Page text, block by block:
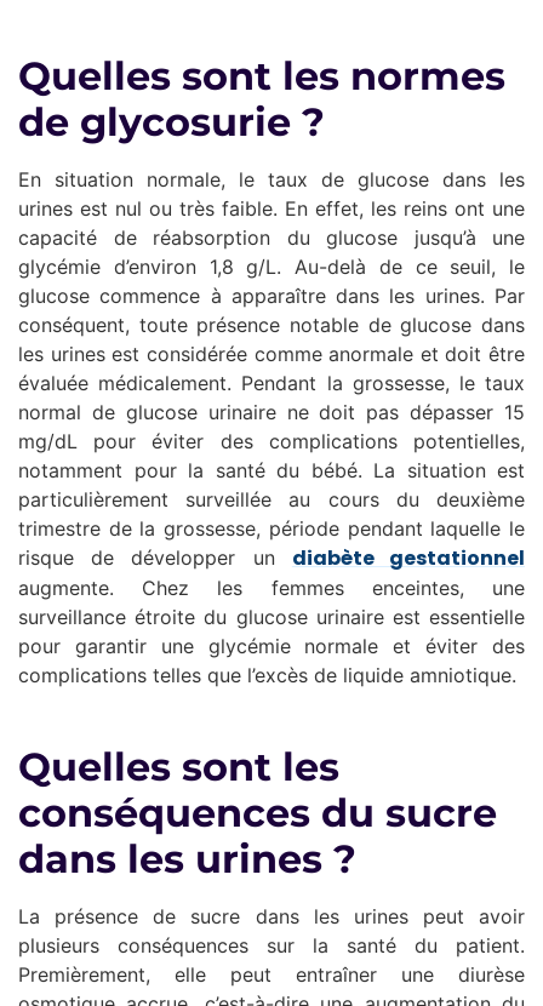
Quelles sont les normes
de glycosurie ?
En situation normale, le taux de glucose dans les
urines est nul ou très faible. En effet, les reins ont une
capacité de réabsorption du glucose jusqu’à une
glycémie d’environ 1,8 g/L. Au-delà de ce seuil, le
glucose commence à apparaître dans les urines. Par
conséquent, toute présence notable de glucose dans
les urines est considérée comme anormale et doit être
évaluée médicalement. Pendant la grossesse, le taux
normal de glucose urinaire ne doit pas dépasser 15
mg/dL pour éviter des complications potentielles,
notamment pour la santé du bébé. La situation est
particulièrement surveillée au cours du deuxième
trimestre de la grossesse, période pendant laquelle le
risque de développer un diabète gestationnel
augmente. Chez les femmes enceintes, une
surveillance étroite du glucose urinaire est essentielle
pour garantir une glycémie normale et éviter des
complications telles que l’excès de liquide amniotique.
Quelles sont les
conséquences du sucre
dans les urines ?
La présence de sucre dans les urines peut avoir
plusieurs conséquences sur la santé du patient.
Premièrement, elle peut entraîner une diurèse